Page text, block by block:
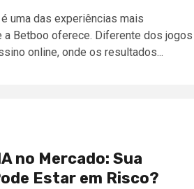
uma das experiências mais
a Betboo oferece. Diferente dos jogos
online, onde os resultados...
no Mercado: Sua
Estar em Risco?